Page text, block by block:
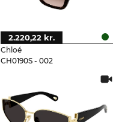
Chloé
CH0190S - 002
2.220,22 kr.